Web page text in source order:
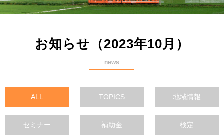
お知らせ（2023年10月）
news
ALL TOPICS 地域情報
セミナー 補助金 検定